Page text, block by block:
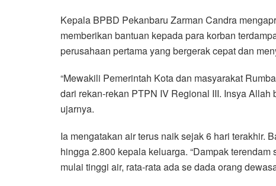
Kepala BPBD Pekanbaru Zarman Candra
memberikan bantuan kepada para korban
perusahaan pertama yang bergerak cepat dan
“Mewakili Pemerintah Kota dan masyarakat
dari rekan-rekan PTPN IV Regional III. Insya
ujarnya.
Ia mengatakan air terus naik sejak 6 hari terakhir.
hingga 2.800 kepala keluarga. “Dampak
mulai tinggi air, rata-rata ada se dada orang